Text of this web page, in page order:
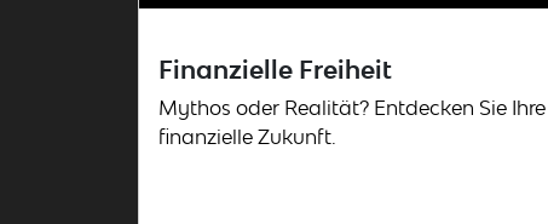
Finanzielle Freiheit
Mythos oder Realität? Entdecken Sie Ihre
finanzielle Zukunft.